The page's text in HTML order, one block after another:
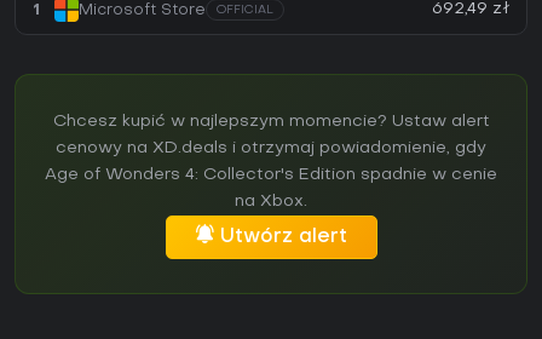
1 Microsoft Store OFFICIAL 692,49 zł
Chcesz kupić w najlepszym momencie? Ustaw alert
cenowy na XD.deals i otrzymaj powiadomienie, gdy
Age of Wonders 4: Collector's Edition spadnie w cenie
na Xbox.
Utwórz alert